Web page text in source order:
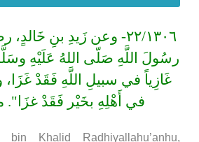
٢٢/١٣٠٦- وعن زَيدِ بنِ
رسُولَ اللَّهِ صَلّى اللهُ عَلَيْهِ
غَازِياً في سبيلِ اللَّهِ فَقَدْ
في أَهْلِهِ بخَيْر فَقَدْ غزَا".
Khalid Radhiyallahu’anhu,